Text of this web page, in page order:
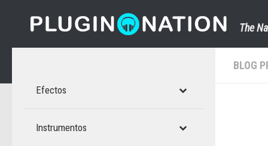
Saltar al contenido
The
BLOG
Efectos
Instrumentos